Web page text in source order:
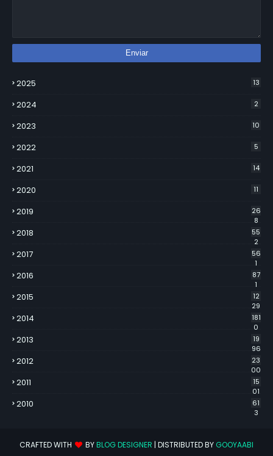
2025 13
2024 2
2023 10
2022 5
2021 14
2020 11
2019
26
8
2018
55
2
2017
56
1
2016
87
1
2015
12
29
2014
181
0
2013
19
96
2012
23
00
2011
15
01
2010
61
3
CRAFTED WITH BYBLOG DESIGNER | DISTRIBUTED BY GOOYAABI